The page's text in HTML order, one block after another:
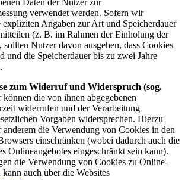
Daten der Nutzer zur
verwendet werden. Sofern wir
Angaben zur Art und Speicherdauer
(z. B. im Rahmen der Einholung der
Nutzer davon ausgehen, dass Cookies
und die Speicherdauer bis zu zwei Jahre
zum Widerruf und Widerspruch (sog.
können die von ihnen abgegebenen
widerrufen und der Verarbeitung
Vorgaben widersprechen. Hierzu
die Verwendung von Cookies in den
einschränken (wobei dadurch auch die
Onlineangebotes eingeschränkt sein kann).
die Verwendung von Cookies zu Online-
auch über die Websites